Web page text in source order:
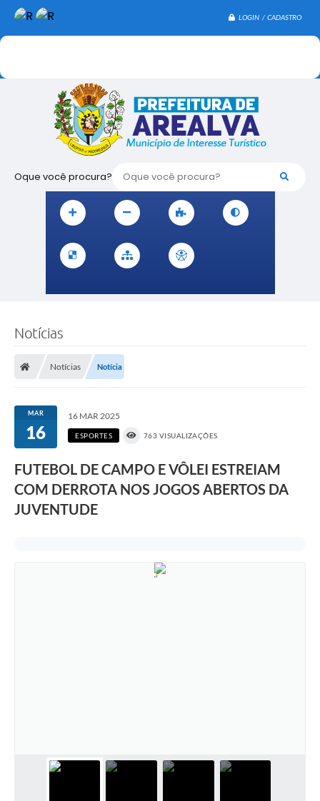
LOGIN / CADASTRO
Oque você procura?
Notícias
Notícias Notícia
MAR
16
16 MAR 2025
ESPORTES 763 VISUALIZAÇÕES
FUTEBOL DE CAMPO E VÔLEI ESTREIAM
COM DERROTA NOS JOGOS ABERTOS DA
JUVENTUDE